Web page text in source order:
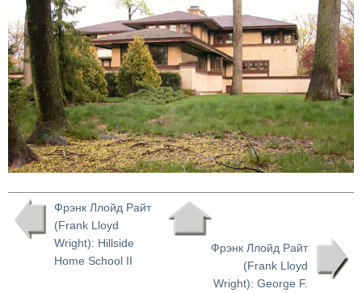
Фрэнк Ллойд Райт
(Frank Lloyd
Wright): Hillside
Home School II
Фрэнк Ллойд Райт
(Frank Lloyd
Wright): George F.